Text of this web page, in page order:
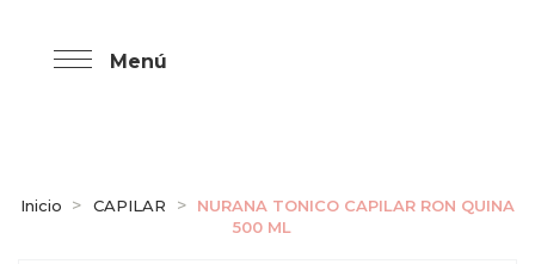
Menú
Inicio CAPILAR
NURANA TONICO CAPILAR RON QUINA
500 ML